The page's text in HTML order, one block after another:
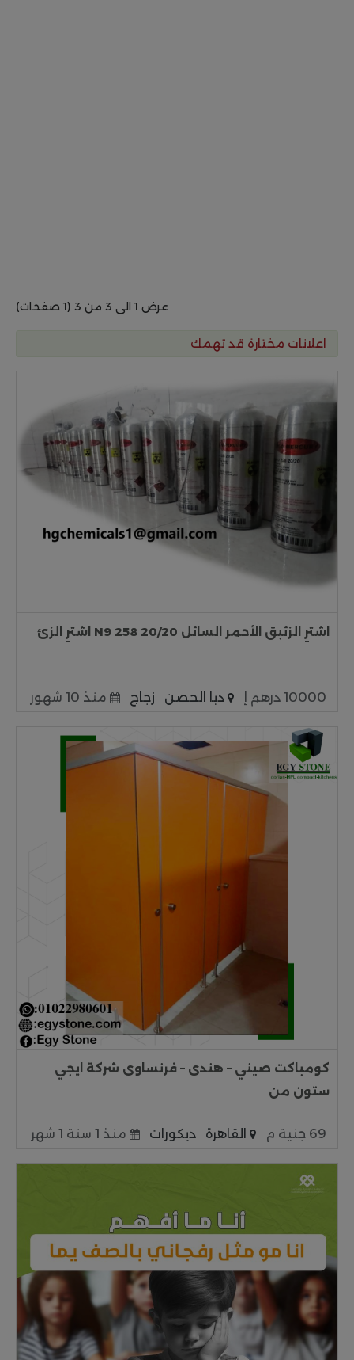
عرض 1 الى 3 من 3 (1 صفحات)
اعلانات مختارة قد تهمك
اشترِ الزئبق الأحمر السائل 20/20 258 N9 اشترِ الزئ
10000 درهم إ دبا الحصن زجاج منذ 10 شهور
كومباكت صيني – هندى – فرنساوى شركة ايجي
ستون من
69 جنية م القاهرة ديكورات منذ 1 سنة 1 شهر